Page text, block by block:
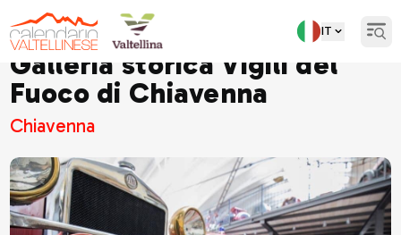
IT
Galleria storica Vigili del
Fuoco di Chiavenna
Chiavenna